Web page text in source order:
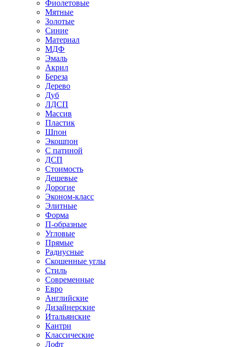
Фиолетовые
Мятные
Золотые
Синие
Материал
МДФ
Эмаль
Акрил
Береза
Дерево
Дуб
ЛДСП
Массив
Пластик
Шпон
Экошпон
С патиной
ДСП
Стоимость
Дешевые
Дорогие
Эконом-класс
Элитные
Форма
П-образные
Угловые
Прямые
Радиусные
Скошенные углы
Стиль
Современные
Евро
Английские
Дизайнерские
Итальянские
Кантри
Классические
Лофт